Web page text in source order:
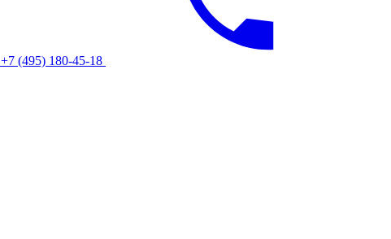
+7 (495) 180-45-18